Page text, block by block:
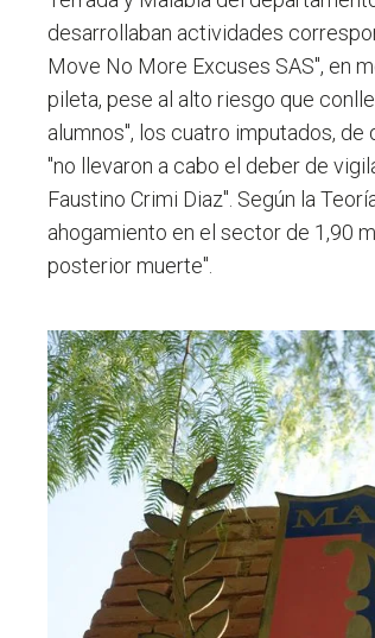
desarrollaban actividades
Move No More Excuses SAS", en
pileta, pese al alto riesgo que
alumnos", los cuatro imputados,
"no llevaron a cabo el deber de
Faustino Crimi Diaz". Según la
ahogamiento en el sector de 1,90
posterior muerte".